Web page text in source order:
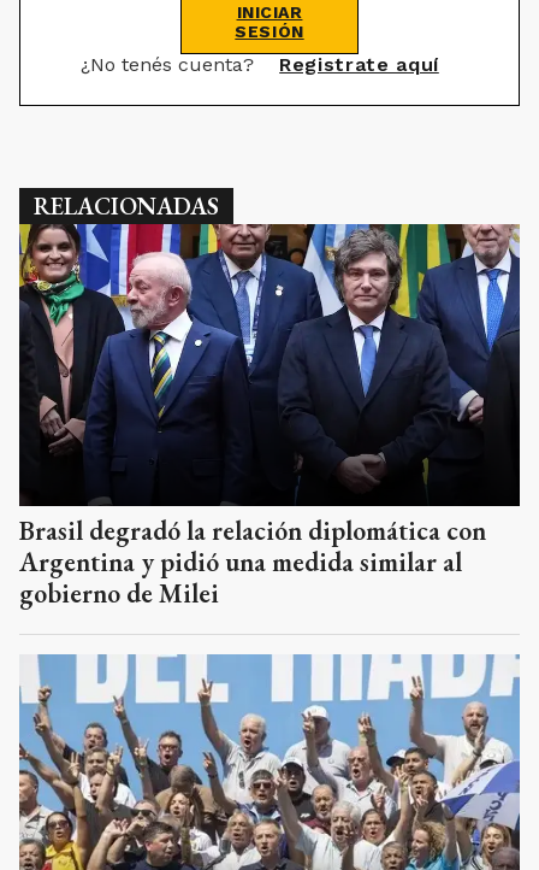
INICIAR
SESIÓN
¿No tenés cuenta? Registrate aquí
RELACIONADAS
Brasil degradó la relación diplomática con
Argentina y pidió una medida similar al
gobierno de Milei